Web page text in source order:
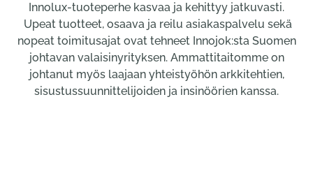
Innolux-tuoteperhe kasvaa ja kehittyy jatkuvasti.
Upeat tuotteet, osaava ja reilu asiakaspalvelu sekä
nopeat toimitusajat ovat tehneet Innojok:sta Suomen
johtavan valaisinyrityksen. Ammattitaitomme on
johtanut myös laajaan yhteistyöhön arkkitehtien,
sisustussuunnittelijoiden ja insinöörien kanssa.